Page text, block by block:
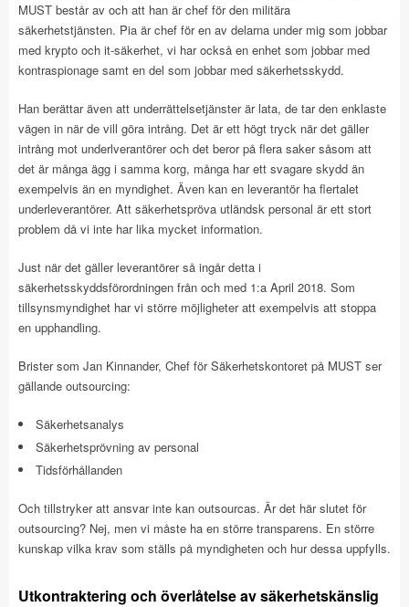
MUST består av och att han är chef för den militära
säkerhetstjänsten. Pia är chef för en av delarna under mig som jobbar
med krypto och it-säkerhet, vi har också en enhet som jobbar med
kontraspionage samt en del som jobbar med säkerhetsskydd.
Han berättar även att underrättelsetjänster är lata, de tar den enklaste
vägen in när de vill göra intrång. Det är ett högt tryck när det gäller
intrång mot underlverantörer och det beror på flera saker såsom att
det är många ägg i samma korg, många har ett svagare skydd än
exempelvis än en myndighet. Även kan en leverantör ha flertalet
underleverantörer. Att säkerhetspröva utländsk personal är ett stort
problem då vi inte har lika mycket information.
Just när det gäller leverantörer så ingår detta i
säkerhetsskyddsförordningen från och med 1:a April 2018. Som
tillsynsmyndighet har vi större möjligheter att exempelvis att stoppa
en upphandling.
Brister som Jan Kinnander, Chef för Säkerhetskontoret på MUST ser
gällande outsourcing:
Säkerhetsanalys
Säkerhetsprövning av personal
Tidsförhållanden
Och tillstryker att ansvar inte kan outsourcas. Är det här slutet för
outsourcing? Nej, men vi måste ha en större transparens. En större
kunskap vilka krav som ställs på myndigheten och hur dessa uppfylls.
Utkontraktering och överlåtelse av säkerhetskänslig